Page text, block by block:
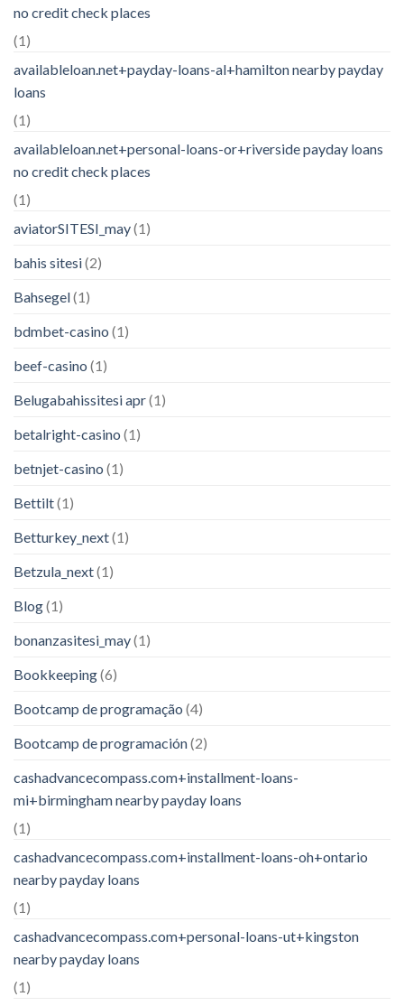
no credit check places
(1)
availableloan.net+payday-loans-al+hamilton nearby payday
loans
(1)
availableloan.net+personal-loans-or+riverside payday loans
no credit check places
(1)
aviatorSITESI_may(1)
bahis sitesi(2)
Bahsegel(1)
bdmbet-casino (1)
beef-casino (1)
Belugabahissitesi apr(1)
betalright-casino (1)
betnjet-casino (1)
Bettilt(1)
Betturkey_next(1)
Betzula_next(1)
Blog(1)
bonanzasitesi_may(1)
Bookkeeping(6)
Bootcamp de programação (4)
Bootcamp de programación(2)
cashadvancecompass.com+installment-loans-
mi+birmingham nearby payday loans
(1)
cashadvancecompass.com+installment-loans-oh+ontario
nearby payday loans
(1)
cashadvancecompass.com+personal-loans-ut+kingston
nearby payday loans
(1)